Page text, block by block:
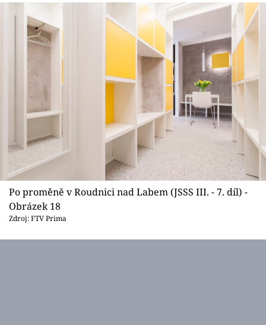
Po proměně v Roudnici nad Labem (JSSS III. - 7. díl) -
Obrázek 18
Zdroj: FTV Prima